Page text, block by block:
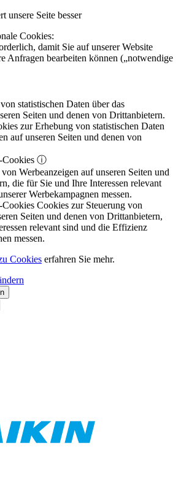
unsere Seite besser
Cookies:
damit Sie auf unserer Website
Anfragen bearbeiten können („notwendige
statistischen Daten über das
Seiten und denen von Drittanbietern.
zur Erhebung von statistischen Daten
auf unseren Seiten und denen von
Cookies ⓘ
Werbeanzeigen auf unseren Seiten und
die für Sie und Ihre Interessen relevant
Werbekampagnen messen.
Cookies Cookies zur Steuerung von
Seiten und denen von Drittanbietern,
relevant sind und die Effizienz
messen.
Cookies erfahren Sie mehr.